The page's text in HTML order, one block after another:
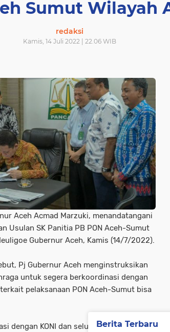
Sumut Wilayah
redaksi
Kamis, 14 Juli 2022 | 22.06 WIB
Aceh Acmad Marzuki, menandatangani
Usulan SK Panitia PB PON Aceh-Sumut
Gubernur Aceh, Kamis (14/7/2022).
Pj Gubernur Aceh menginstruksikan
untuk segera berkoordinasi dengan
pelaksanaan PON Aceh-Sumut bisa
dengan KONI dan seluruh pihak terkait
Berita Terbaru